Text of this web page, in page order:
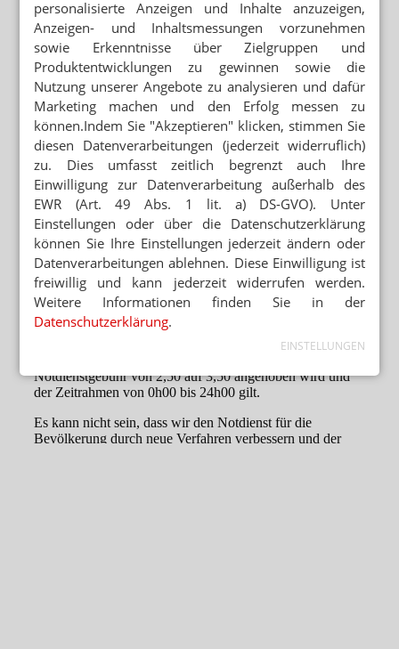
personalisierte Anzeigen und Inhalte anzuzeigen,
Anzeigen- und Inhaltsmessungen vorzunehmen
sowie Erkenntnisse über Zielgruppen und
Produktentwicklungen zu gewinnen sowie die
Nutzung unserer Angebote zu analysieren und dafür
Marketing machen und den Erfolg messen zu
können.Indem Sie "Akzeptieren" klicken, stimmen Sie
diesen Datenverarbeitungen (jederzeit widerruflich)
zu. Dies umfasst zeitlich begrenzt auch Ihre
Einwilligung zur Datenverarbeitung außerhalb des
EWR (Art. 49 Abs. 1 lit. a) DS-GVO). Unter
Einstellungen oder über die Datenschutzerklärung
können Sie Ihre Einstellungen jederzeit ändern oder
Datenverarbeitungen ablehnen. Diese Einwilligung ist
freiwillig und kann jederzeit widerrufen werden.
Weitere Informationen finden Sie in der
Datenschutzerklärung.
EINSTELLUNGEN